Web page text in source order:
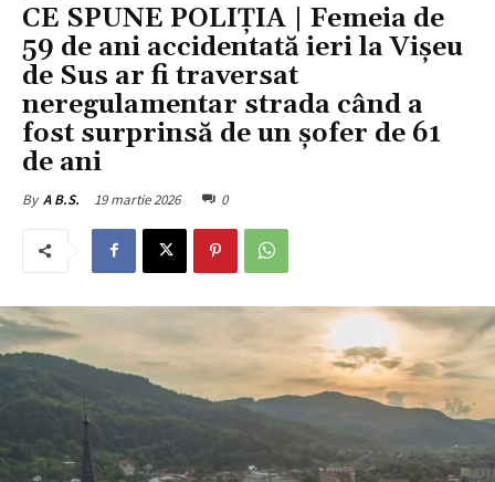
CE SPUNE POLIȚIA | Femeia de
59 de ani accidentată ieri la Vișeu
de Sus ar fi traversat
neregulamentar strada când a
fost surprinsă de un șofer de 61
de ani
By A B.S. 19 martie 2026 0